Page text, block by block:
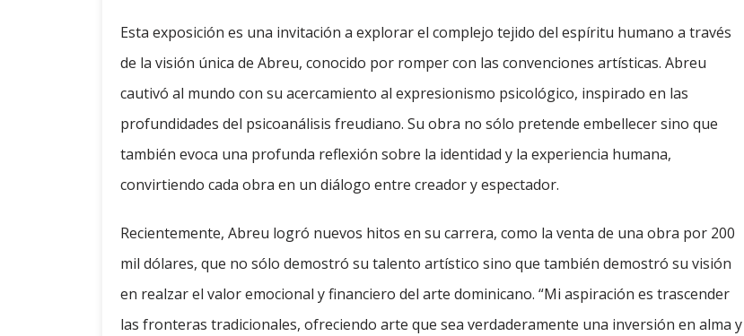
Esta exposición es una invitación a explorar el complejo tejido del espíritu humano a través
de la visión única de Abreu, conocido por romper con las convenciones artísticas. Abreu
cautivó al mundo con su acercamiento al expresionismo psicológico, inspirado en las
profundidades del psicoanálisis freudiano. Su obra no sólo pretende embellecer sino que
también evoca una profunda reflexión sobre la identidad y la experiencia humana,
convirtiendo cada obra en un diálogo entre creador y espectador.
Recientemente, Abreu logró nuevos hitos en su carrera, como la venta de una obra por 200
mil dólares, que no sólo demostró su talento artístico sino que también demostró su visión
en realzar el valor emocional y financiero del arte dominicano. “Mi aspiración es trascender
las fronteras tradicionales, ofreciendo arte que sea verdaderamente una inversión en alma y